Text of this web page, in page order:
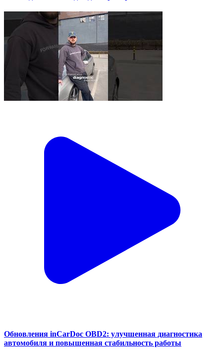
Обновления inCarDoc OBD2: улучшенная диагностика
автомобиля и повышенная стабильность работы